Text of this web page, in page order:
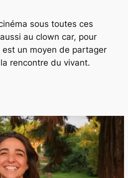
sous toutes ces
au clown car, pour
est un moyen de partager
rencontre du vivant.